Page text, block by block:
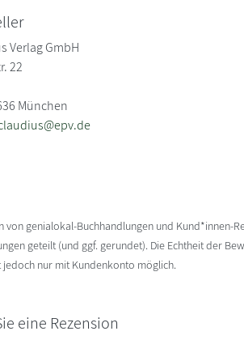
Verlag GmbH
22
München
von genialokal-Buchhandlungen und Kund*innen-
geteilt (und ggf. gerundet). Die Echtheit der
nur mit Kundenkonto möglich.
eine Rezension